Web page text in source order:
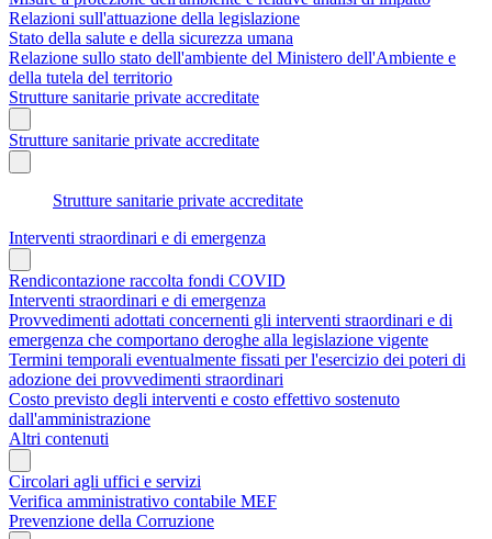
Relazioni sull'attuazione della legislazione
Stato della salute e della sicurezza umana
Relazione sullo stato dell'ambiente del Ministero dell'Ambiente e
della tutela del territorio
Strutture sanitarie private accreditate
Strutture sanitarie private accreditate
Strutture sanitarie private accreditate
Interventi straordinari e di emergenza
Rendicontazione raccolta fondi COVID
Interventi straordinari e di emergenza
Provvedimenti adottati concernenti gli interventi straordinari e di
emergenza che comportano deroghe alla legislazione vigente
Termini temporali eventualmente fissati per l'esercizio dei poteri di
adozione dei provvedimenti straordinari
Costo previsto degli interventi e costo effettivo sostenuto
dall'amministrazione
Altri contenuti
Circolari agli uffici e servizi
Verifica amministrativo contabile MEF
Prevenzione della Corruzione